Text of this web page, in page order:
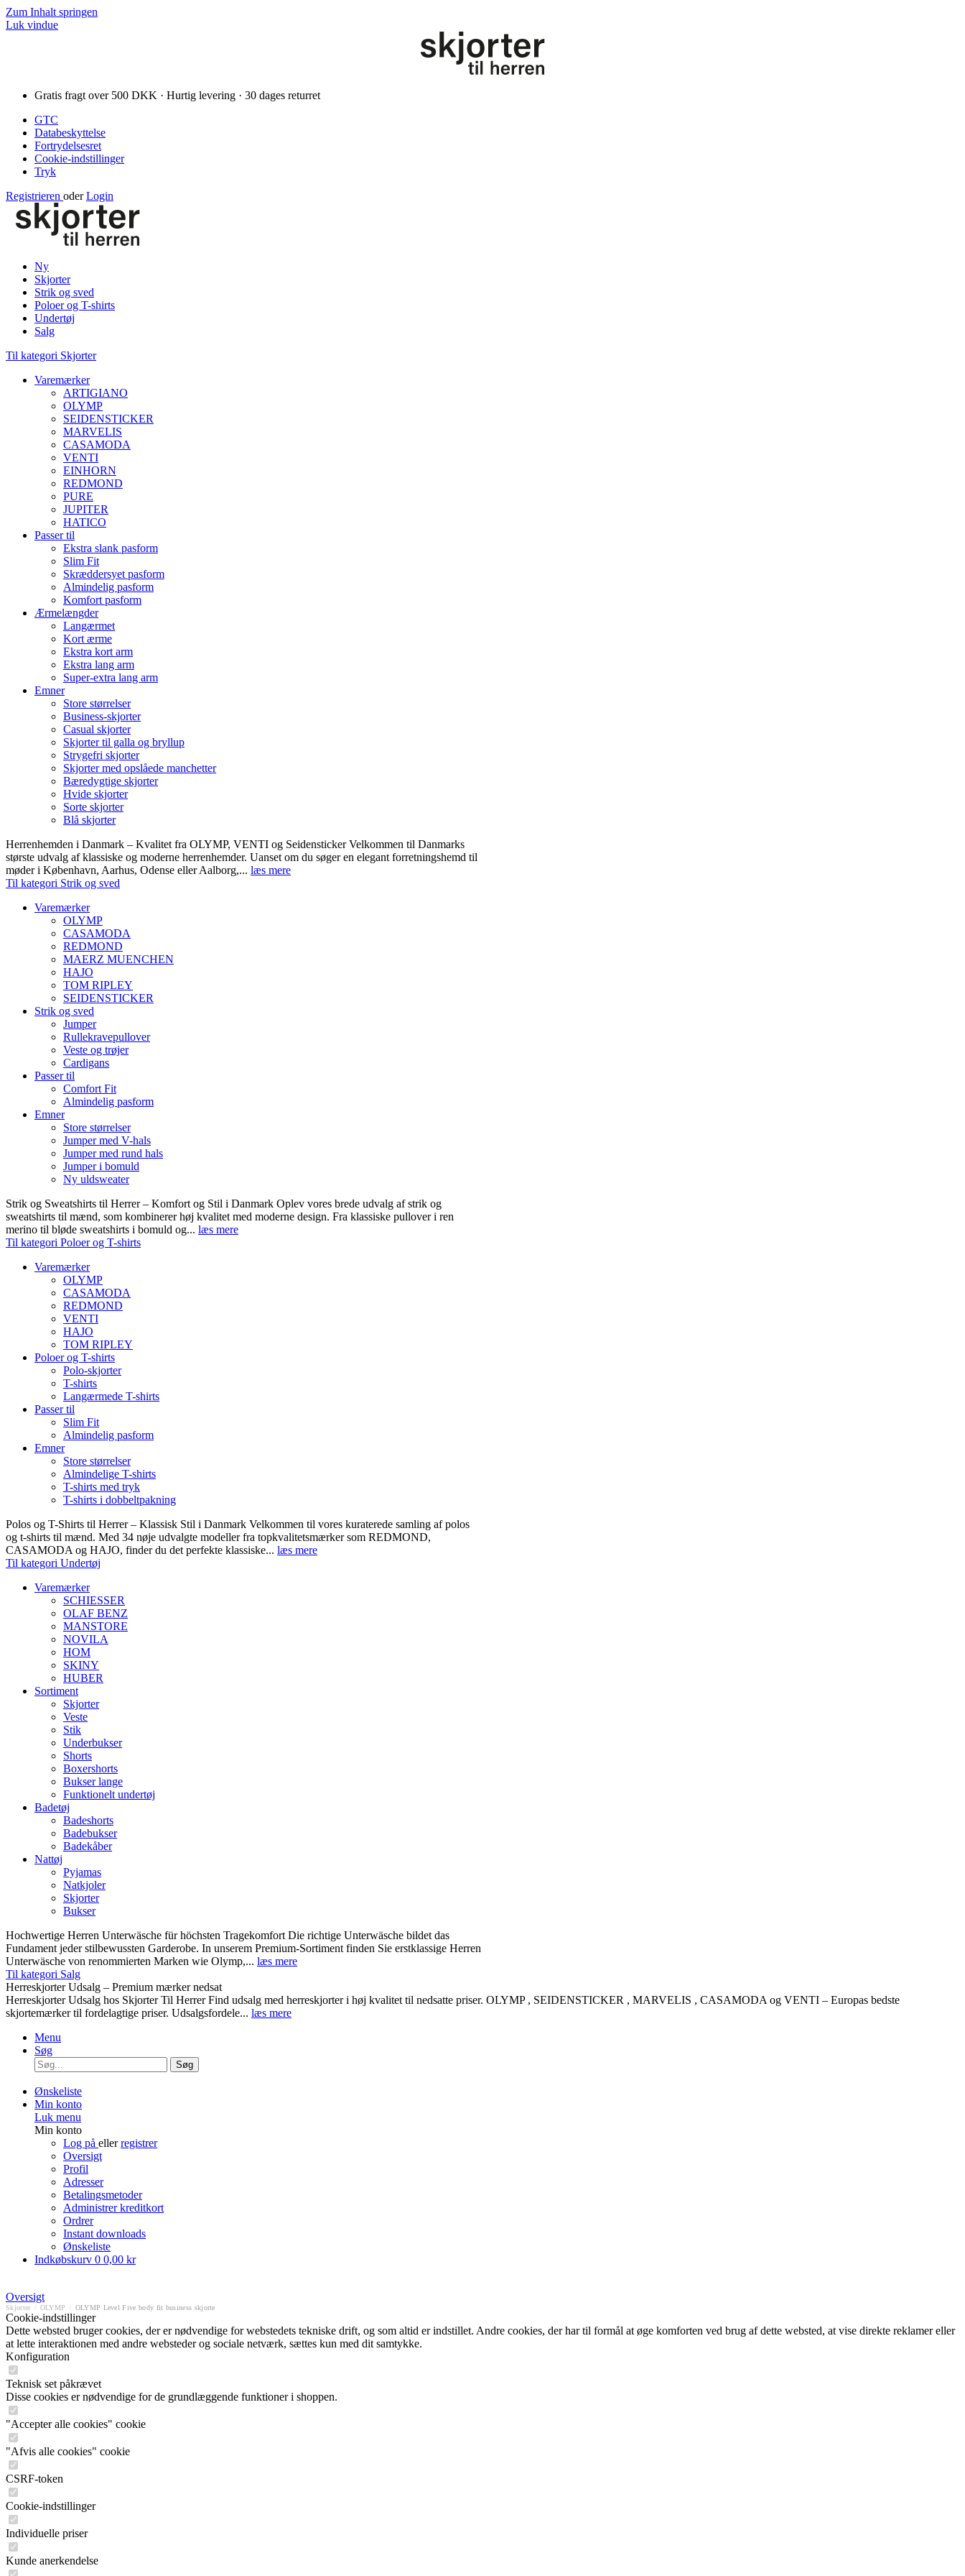
Zum Inhalt springen
Luk vindue
Gratis fragt over 500 DKK · Hurtig levering · 30 dages returret
GTC
Databeskyttelse
Fortrydelsesret
Cookie-indstillinger
Tryk
Registrieren oder Login
Ny
Skjorter
Strik og sved
Poloer og T-shirts
Undertøj
Salg
Til kategori Skjorter
Varemærker
ARTIGIANO
OLYMP
SEIDENSTICKER
MARVELIS
CASAMODA
VENTI
EINHORN
REDMOND
PURE
JUPITER
HATICO
Passer til
Ekstra slank pasform
Slim Fit
Skræddersyet pasform
Almindelig pasform
Komfort pasform
Ærmelængder
Langærmet
Kort ærme
Ekstra kort arm
Ekstra lang arm
Super-extra lang arm
Emner
Store størrelser
Business-skjorter
Casual skjorter
Skjorter til galla og bryllup
Strygefri skjorter
Skjorter med opslåede manchetter
Bæredygtige skjorter
Hvide skjorter
Sorte skjorter
Blå skjorter
Herrenhemden i Danmark – Kvalitet fra OLYMP, VENTI og Seidensticker Velkommen til Danmarks
største udvalg af klassiske og moderne herrenhemder. Uanset om du søger en elegant forretningshemd til
møder i København, Aarhus, Odense eller Aalborg,... læs mere
Til kategori Strik og sved
Varemærker
OLYMP
CASAMODA
REDMOND
MAERZ MUENCHEN
HAJO
TOM RIPLEY
SEIDENSTICKER
Strik og sved
Jumper
Rullekravepullover
Veste og trøjer
Cardigans
Passer til
Comfort Fit
Almindelig pasform
Emner
Store størrelser
Jumper med V-hals
Jumper med rund hals
Jumper i bomuld
Ny uldsweater
Strik og Sweatshirts til Herrer – Komfort og Stil i Danmark Oplev vores brede udvalg af strik og
sweatshirts til mænd, som kombinerer høj kvalitet med moderne design. Fra klassiske pullover i ren
merino til bløde sweatshirts i bomuld og... læs mere
Til kategori Poloer og T-shirts
Varemærker
OLYMP
CASAMODA
REDMOND
VENTI
HAJO
TOM RIPLEY
Poloer og T-shirts
Polo-skjorter
T-shirts
Langærmede T-shirts
Passer til
Slim Fit
Almindelig pasform
Emner
Store størrelser
Almindelige T-shirts
T-shirts med tryk
T-shirts i dobbeltpakning
Polos og T-Shirts til Herrer – Klassisk Stil i Danmark Velkommen til vores kuraterede samling af polos
og t-shirts til mænd. Med 34 nøje udvalgte modeller fra topkvalitetsmærker som REDMOND,
CASAMODA og HAJO, finder du det perfekte klassiske... læs mere
Til kategori Undertøj
Varemærker
SCHIESSER
OLAF BENZ
MANSTORE
NOVILA
HOM
SKINY
HUBER
Sortiment
Skjorter
Veste
Stik
Underbukser
Shorts
Boxershorts
Bukser lange
Funktionelt undertøj
Badetøj
Badeshorts
Badebukser
Badekåber
Nattøj
Pyjamas
Natkjoler
Skjorter
Bukser
Hochwertige Herren Unterwäsche für höchsten Tragekomfort Die richtige Unterwäsche bildet das
Fundament jeder stilbewussten Garderobe. In unserem Premium-Sortiment finden Sie erstklassige Herren
Unterwäsche von renommierten Marken wie Olymp,... læs mere
Til kategori Salg
Herreskjorter Udsalg – Premium mærker nedsat
Herreskjorter Udsalg hos Skjorter Til Herrer Find udsalg med herreskjorter i høj kvalitet til nedsatte priser. OLYMP , SEIDENSTICKER , MARVELIS , CASAMODA og VENTI – Europas bedste
skjortemærker til fordelagtige priser. Udsalgsfordele... læs mere
Menu
Søg
Søg
Ønskeliste
Min konto
Luk menu
Min konto
Log på ellerregistrer
Oversigt
Profil
Adresser
Betalingsmetoder
Administrer kreditkort
Ordrer
Instant downloads
Ønskeliste
Indkøbskurv 0 0,00 kr
Oversigt
Skjorter OLYMP OLYMP Level Five body fit business skjorte
Cookie-indstillinger
Dette websted bruger cookies, der er nødvendige for webstedets tekniske drift, og som altid er indstillet. Andre cookies, der har til formål at øge komforten ved brug af dette websted, at vise direkte reklamer eller
at lette interaktionen med andre websteder og sociale netværk, sættes kun med dit samtykke.
Konfiguration
Teknisk set påkrævet
Disse cookies er nødvendige for de grundlæggende funktioner i shoppen.
"Accepter alle cookies" cookie
"Afvis alle cookies" cookie
CSRF-token
Cookie-indstillinger
Individuelle priser
Kunde anerkendelse